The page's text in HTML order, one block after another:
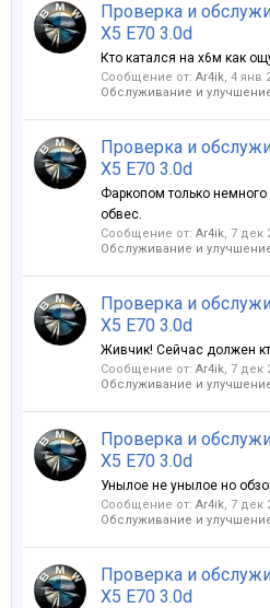
Проверка и
X5 E70 3.0d
Кто катался на х6м как
Сообщение от: Ar4ik, 4 янв
Обслуживание и
Проверка и
X5 E70 3.0d
Фаркопом только немного
обвес.
Сообщение от: Ar4ik, 7 дек
Обслуживание и
Проверка и
X5 E70 3.0d
Живчик! Сейчас должен
Сообщение от: Ar4ik, 7 дек
Обслуживание и
Проверка и
X5 E70 3.0d
Унылое не унылое но
Сообщение от: Ar4ik, 7 дек
Обслуживание и
Проверка и
X5 E70 3.0d